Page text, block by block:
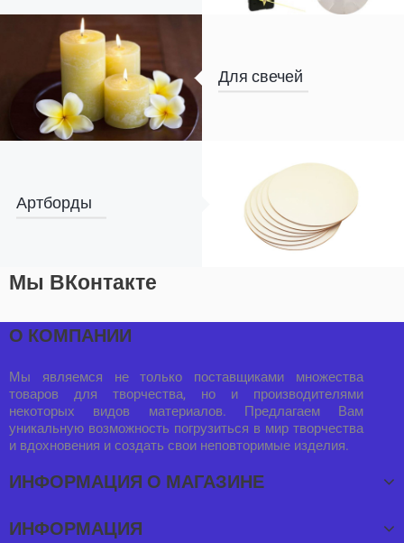
Для свечей
Артборды
Мы ВКонтакте
О КОМПАНИИ
Мы являемся не только поставщиками множества
товаров для творчества, но и производителями
некоторых видов материалов. Предлагаем Вам
уникальную возможность погрузиться в мир творчества
и вдохновения и создать свои неповторимые изделия.
ИНФОРМАЦИЯ О МАГАЗИНЕ
ИНФОРМАЦИЯ